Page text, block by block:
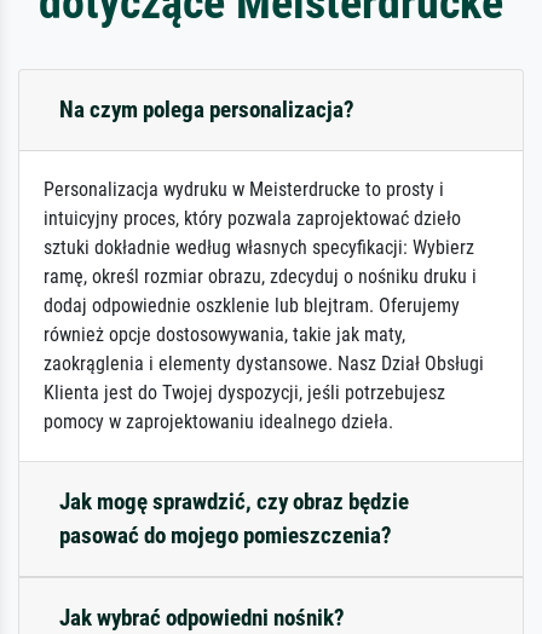
Na czym polega personalizacja?
Personalizacja wydruku w Meisterdrucke to prosty i
intuicyjny proces, który pozwala zaprojektować dzieło
sztuki dokładnie według własnych specyfikacji: Wybierz
ramę, określ rozmiar obrazu, zdecyduj o nośniku druku i
dodaj odpowiednie oszklenie lub blejtram. Oferujemy
również opcje dostosowywania, takie jak maty,
zaokrąglenia i elementy dystansowe. Nasz Dział Obsługi
Klienta jest do Twojej dyspozycji, jeśli potrzebujesz
pomocy w zaprojektowaniu idealnego dzieła.
Jak mogę sprawdzić, czy obraz będzie
pasować do mojego pomieszczenia?
Jak wybrać odpowiedni nośnik?